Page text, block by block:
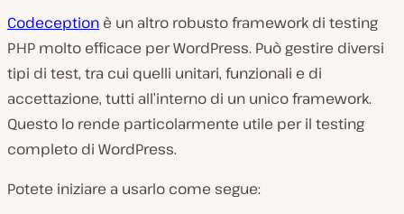
Codeception è un altro robusto framework di testing
PHP molto efficace per WordPress. Può gestire diversi
tipi di test, tra cui quelli unitari, funzionali e di
accettazione, tutti all’interno di un unico framework.
Questo lo rende particolarmente utile per il testing
completo di WordPress.
Potete iniziare a usarlo come segue: